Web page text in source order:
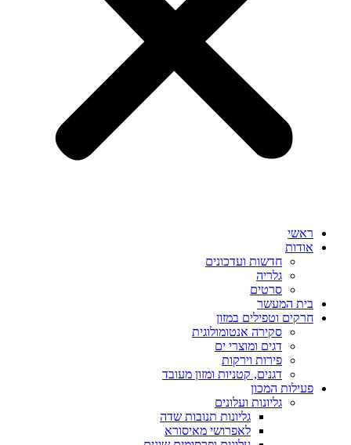
ראשי
אודות
חדשות ועדכונים
גלריה
סרטים
בית המעשר
חרקים וטפילים במזון
סקירה אנטומולוגית
דגים ומוצרי ים
פירות וירקות
דגנים, קטניות ומזון מעובד
פעילות המכון
גליונות ועלונים
גליונות תנובות שדה
לאפרושי מאיסורא